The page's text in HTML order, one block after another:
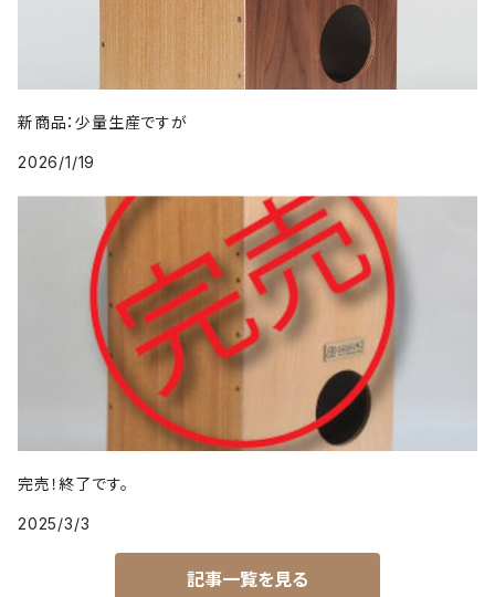
新商品：少量生産ですが
2026/1/19
完売！終了です。
2025/3/3
記事一覧を見る